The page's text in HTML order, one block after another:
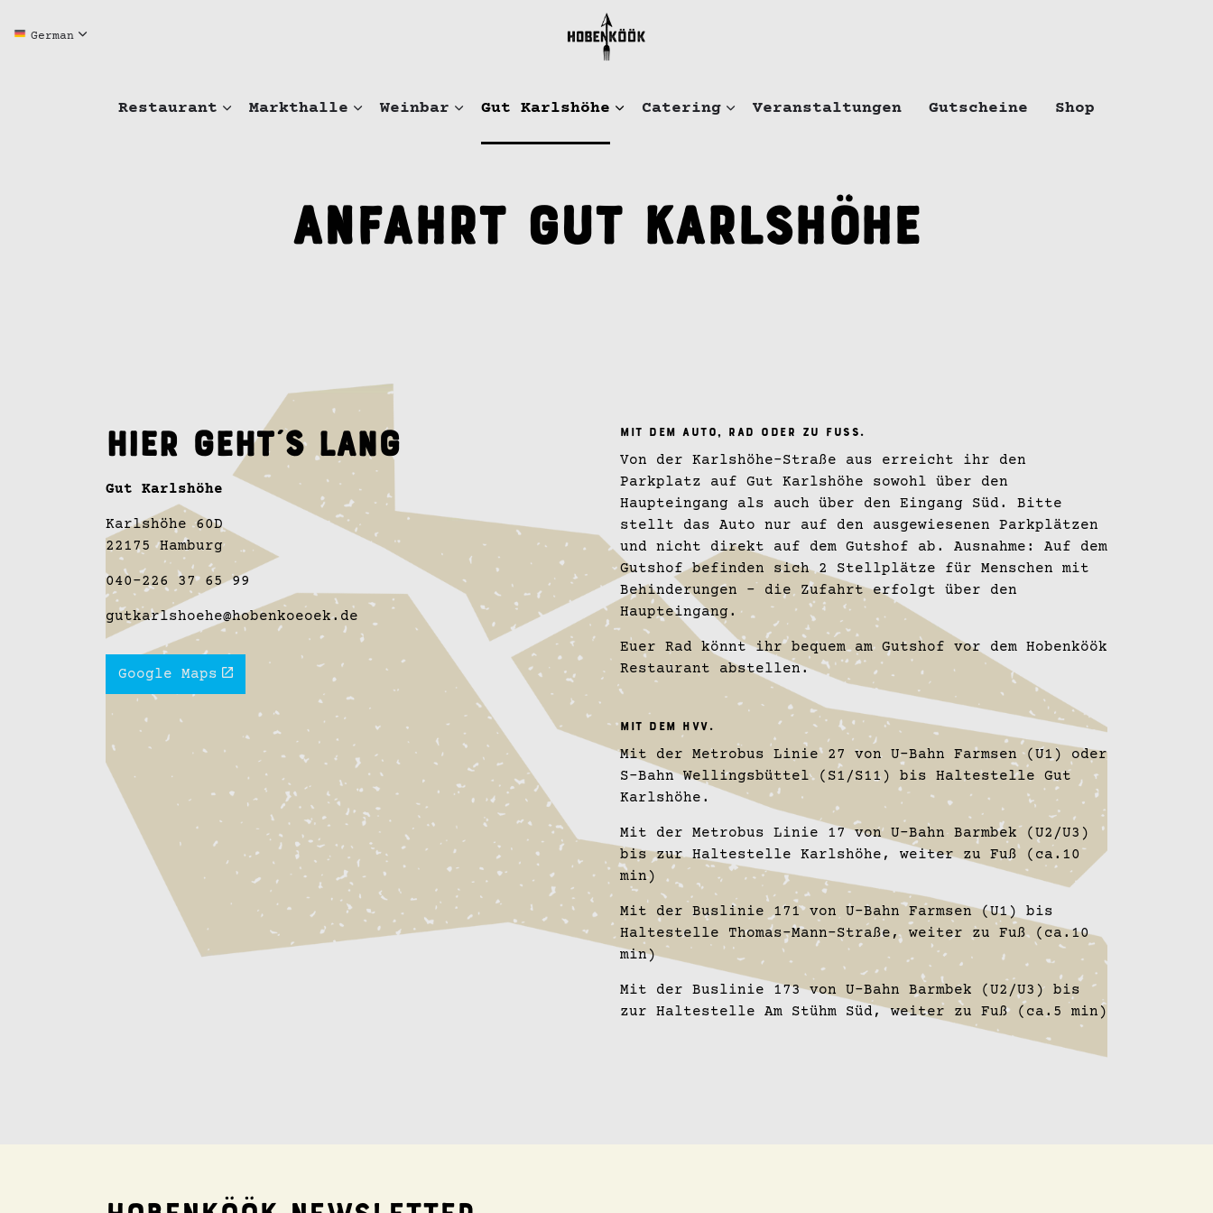
Restaurant Markthalle Weinbar Gut Karlshöhe Catering Veranstaltungen Gutscheine Shop
German
Anfahrt Gut Karlshöhe
Hier geht´s lang
Gut Karlshöhe
Karlshöhe 60D
22175 Hamburg
040-226 37 65 99
gutkarlshoehe@hobenkoeoek.de
Google Maps
MIT DEM AUTO, RAD ODER ZU FUSS.
Von der Karlshöhe-Straße aus erreicht ihr den
Parkplatz auf Gut Karlshöhe sowohl über den
Haupteingang als auch über den Eingang Süd. Bitte
stellt das Auto nur auf den ausgewiesenen Parkplätzen
und nicht direkt auf dem Gutshof ab. Ausnahme: Auf dem
Gutshof befinden sich 2 Stellplätze für Menschen mit
Behinderungen – die Zufahrt erfolgt über den
Haupteingang.
Euer Rad könnt ihr bequem am Gutshof vor dem Hobenköök
Restaurant abstellen.
MIT DEM HVV.
Mit der Metrobus Linie 27 von U-Bahn Farmsen (U1) oder
S-Bahn Wellingsbüttel (S1/S11) bis Haltestelle Gut
Karlshöhe.
Mit der Metrobus Linie 17 von U-Bahn Barmbek (U2/U3)
bis zur Haltestelle Karlshöhe, weiter zu Fuß (ca.10
min)
Mit der Buslinie 171 von U-Bahn Farmsen (U1) bis
Haltestelle Thomas-Mann-Straße, weiter zu Fuß (ca.10
min)
Mit der Buslinie 173 von U-Bahn Barmbek (U2/U3) bis
zur Haltestelle Am Stühm Süd, weiter zu Fuß (ca.5 min)